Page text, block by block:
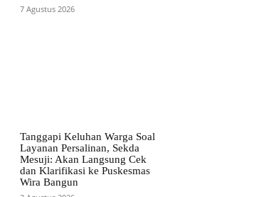
7 Agustus 2026
Tanggapi Keluhan Warga Soal
Layanan Persalinan, Sekda
Mesuji: Akan Langsung Cek
dan Klarifikasi ke Puskesmas
Wira Bangun